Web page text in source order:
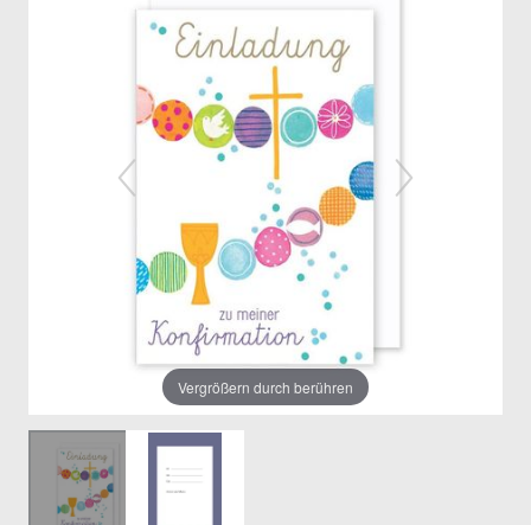
Vergrößern durch berühren